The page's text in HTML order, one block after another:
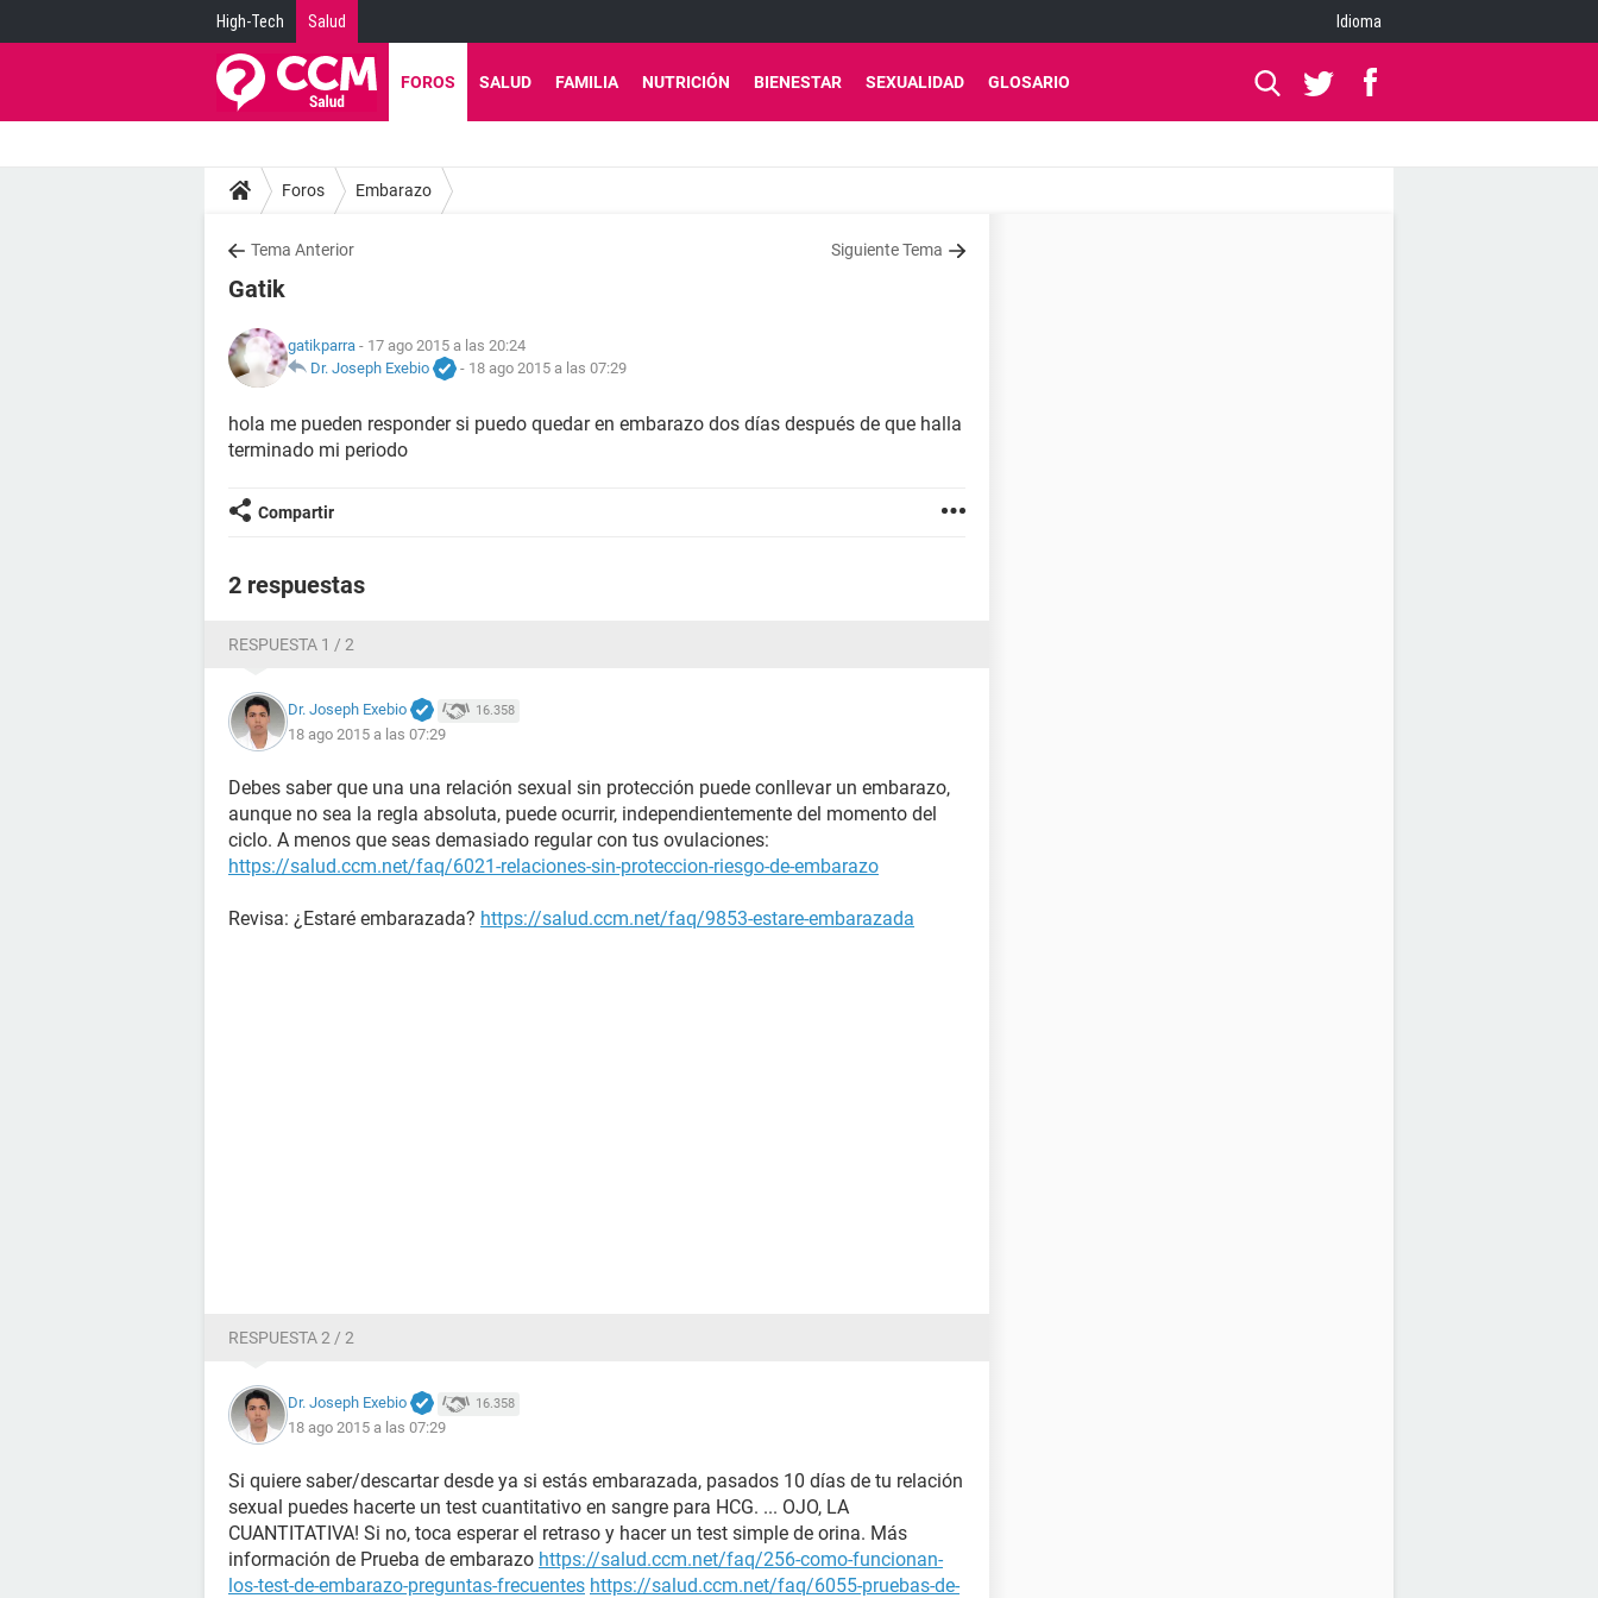
High-Tech Salud Idioma
FOROS SALUD FAMILIA NUTRICIÓN BIENESTAR SEXUALIDAD GLOSARIO
Foros Embarazo
Tema Anterior Siguiente Tema
Gatik
gatikparra - 17 ago 2015 a las 20:24
Dr. Joseph Exebio
- 18 ago 2015 a las 07:29
hola me pueden responder si puedo quedar en embarazo dos días después de que halla
terminado mi periodo
Compartir
2 respuestas
RESPUESTA 1 / 2
Dr. Joseph Exebio 16.358
18 ago 2015 a las 07:29
Debes saber que una una relación sexual sin protección puede conllevar un embarazo,
aunque no sea la regla absoluta, puede ocurrir, independientemente del momento del
ciclo. A menos que seas demasiado regular con tus ovulaciones:
https://salud.ccm.net/faq/6021-relaciones-sin-proteccion-riesgo-de-embarazo
Revisa: ¿Estaré embarazada? https://salud.ccm.net/faq/9853-estare-embarazada
RESPUESTA 2 / 2
Dr. Joseph Exebio 16.358
18 ago 2015 a las 07:29
Si quiere saber/descartar desde ya si estás embarazada, pasados 10 días de tu relación
sexual puedes hacerte un test cuantitativo en sangre para HCG. ... OJO, LA
CUANTITATIVA! Si no, toca esperar el retraso y hacer un test simple de orina. Más
información de Prueba de embarazo https://salud.ccm.net/faq/256-como-funcionan-
los-test-de-embarazo-preguntas-frecuentes https://salud.ccm.net/faq/6055-pruebas-de-